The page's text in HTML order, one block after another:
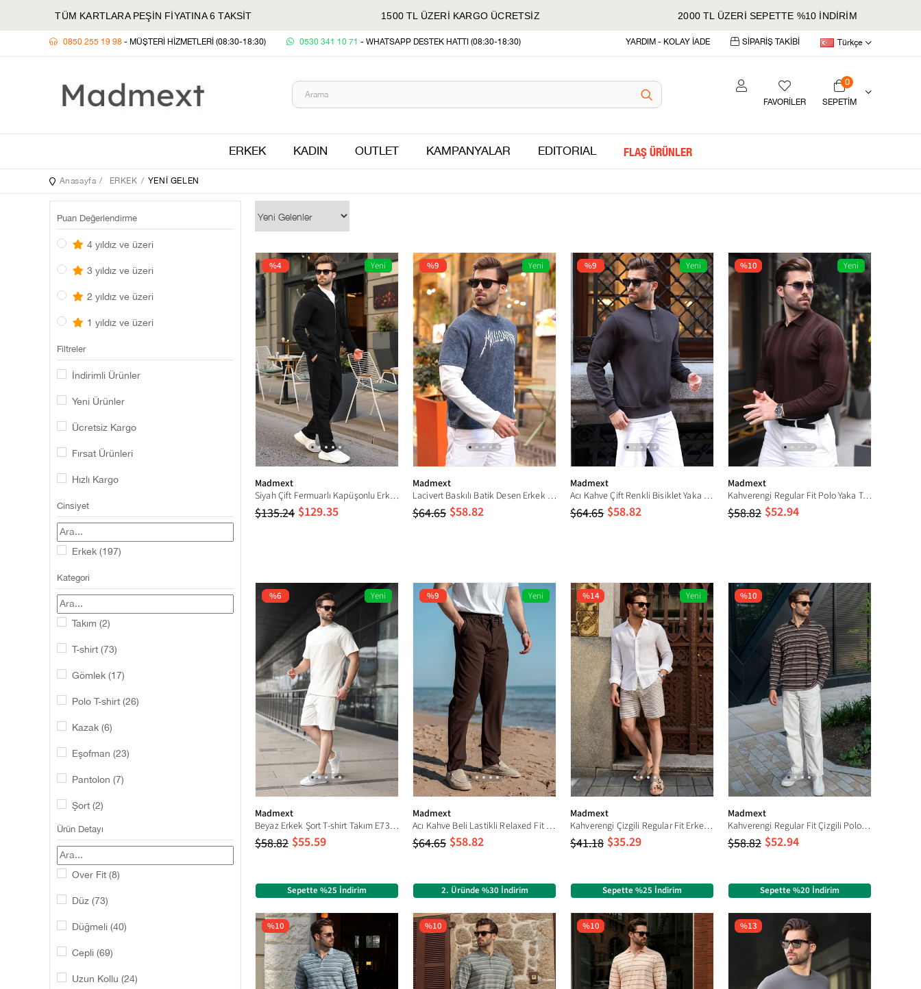
TÜM KARTLARA PEŞİN FİYATINA 6 TAKSİT 1500 TL ÜZERİ KARGO ÜCRETSİZ 2000 TL ÜZERİ SEPETTE %10 İNDİRİM
0850 255 19 98- MÜŞTERİ HİZMETLERİ (08:30-18:30) 0530 341 10 71 - WHATSAPP DESTEK HATTI (08:30-18:30) YARDIM - KOLAY İADE SİPARİŞ TAKİBİ Türkçe
SEPETIM
0
FAVORİLER
ERKEK KADIN OUTLET KAMPANYALAR EDITORIAL FLAŞ ÜRÜNLER
Anasayfa ERKEK YENİ GELEN
Puan Değerlendirme
4 yıldız ve üzeri
3 yıldız ve üzeri
2 yıldız ve üzeri
1 yıldız ve üzeri
Filtreler
İndirimli Ürünler
Yeni Ürünler
Ücretsiz Kargo
Fırsat Ürünleri
Hızlı Kargo
Cinsiyet
Erkek(197)
Kategori
Takım (2)
T-shirt(73)
Gömlek(17)
Polo T-shirt(26)
Kazak(6)
Eşofman (23)
Pantolon (7)
Şort(2)
Şort Takımı
Eşofman Takımı
Ürün Detayı
Over Fit(8)
Düz(73)
Düğmeli(40)
Cepli(69)
Uzun Kollu (24)
Madmext
Siyah Çift Fermuarlı Kapüşonlu Erkek Eşofman Takımı E7371
$129.35
$135.24
%4
Yeni
Ürün
Madmext
Lacivert Baskılı Batik Desen Erkek Tişört E7194
$58.82
$64.65
%9
Yeni
Ürün
Madmext
Acı Kahve Çift Renkli Bisiklet Yaka Erkek Tişört E7196
$58.82
$64.65
%9
Yeni
Ürün
Madmext
Kahverengi Regular Fit Polo Yaka Triko Erkek Kazak E7509
$52.94
$58.82
%10
Yeni
Ürün
Madmext
Beyaz Erkek Şort T-shirt Takım E7347
$55.59
$58.82
%6
Yeni
Sepette %25 İndirim
Madmext
Acı Kahve Beli Lastikli Relaxed Fit Jakarlı Erkek Pantolon E6593
$58.82
$64.65
%9
Yeni
2. Üründe %30 İndirim
Madmext
Kahverengi Çizgili Regular Fit Erkek Şort E6563
$35.29
$41.18
%14
Yeni
Ürün
Sepette %25 İndirim
Madmext
Kahverengi Regular Fit Çizgili Polo Yaka Erkek Tişört E7192
$52.94
$58.82
%10
Sepette %20 İndirim
%10 %10 %10 %13